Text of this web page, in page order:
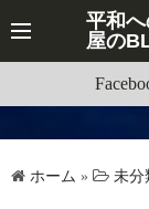
平和
屋の
ホーム » 未分